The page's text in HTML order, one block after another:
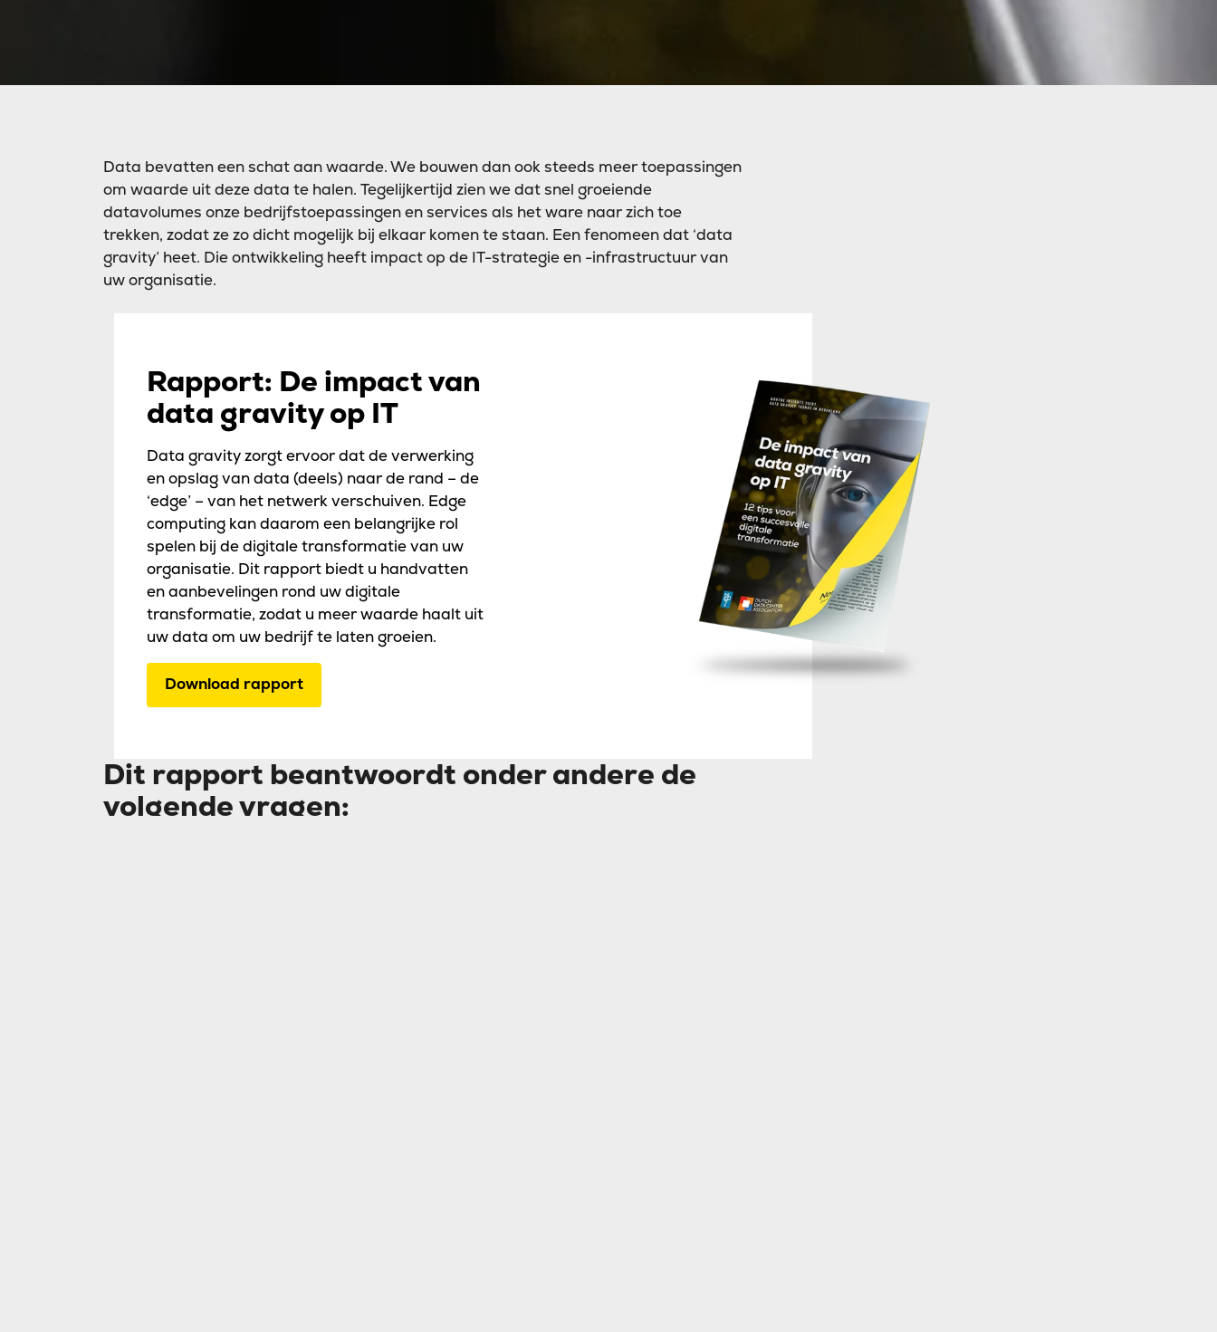
Data bevatten een schat aan waarde. We bouwen dan ook steeds meer toepassingen
om waarde uit deze data te halen. Tegelijkertijd zien we dat snel groeiende
datavolumes onze bedrijfstoepassingen en services als het ware naar zich toe
trekken, zodat ze zo dicht mogelijk bij elkaar komen te staan. Een fenomeen dat ‘data
gravity’ heet. Die ontwikkeling heeft impact op de IT-strategie en -infrastructuur van
uw organisatie.
Rapport: De impact van
data gravity op IT
Data gravity zorgt ervoor dat de verwerking
en opslag van data (deels) naar de rand – de
‘edge’ – van het netwerk verschuiven. Edge
computing kan daarom een belangrijke rol
spelen bij de digitale transformatie van uw
organisatie. Dit rapport biedt u handvatten
en aanbevelingen rond uw digitale
transformatie, zodat u meer waarde haalt uit
uw data om uw bedrijf te laten groeien.
Download rapport
Dit rapport beantwoordt onder andere de
volgende vragen: